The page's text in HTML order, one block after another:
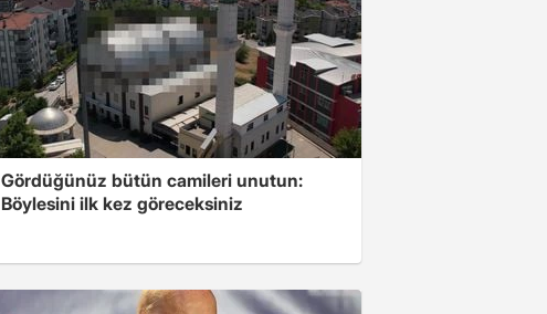
Gördüğünüz bütün camileri unutun:
Böylesini ilk kez göreceksiniz